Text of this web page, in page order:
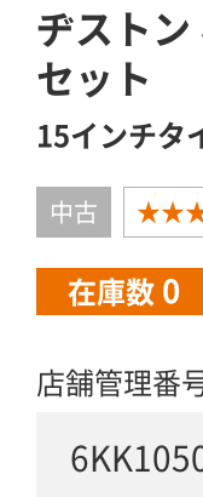
ヂスト
セット
15インチタ
中古
在庫数 0
店舗管理番